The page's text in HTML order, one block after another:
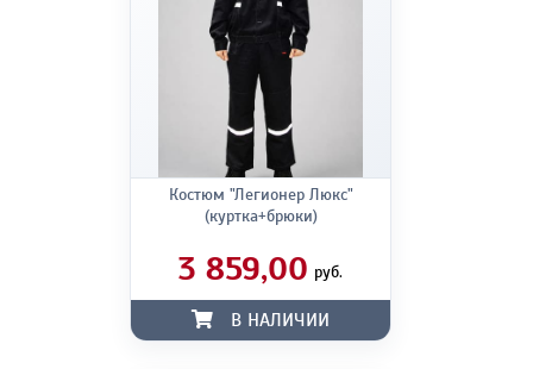
Костюм "Легионер Люкс"
(куртка+брюки)
3 859,00 руб.
В НАЛИЧИИ